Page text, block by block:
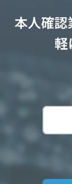
本人確認
軽